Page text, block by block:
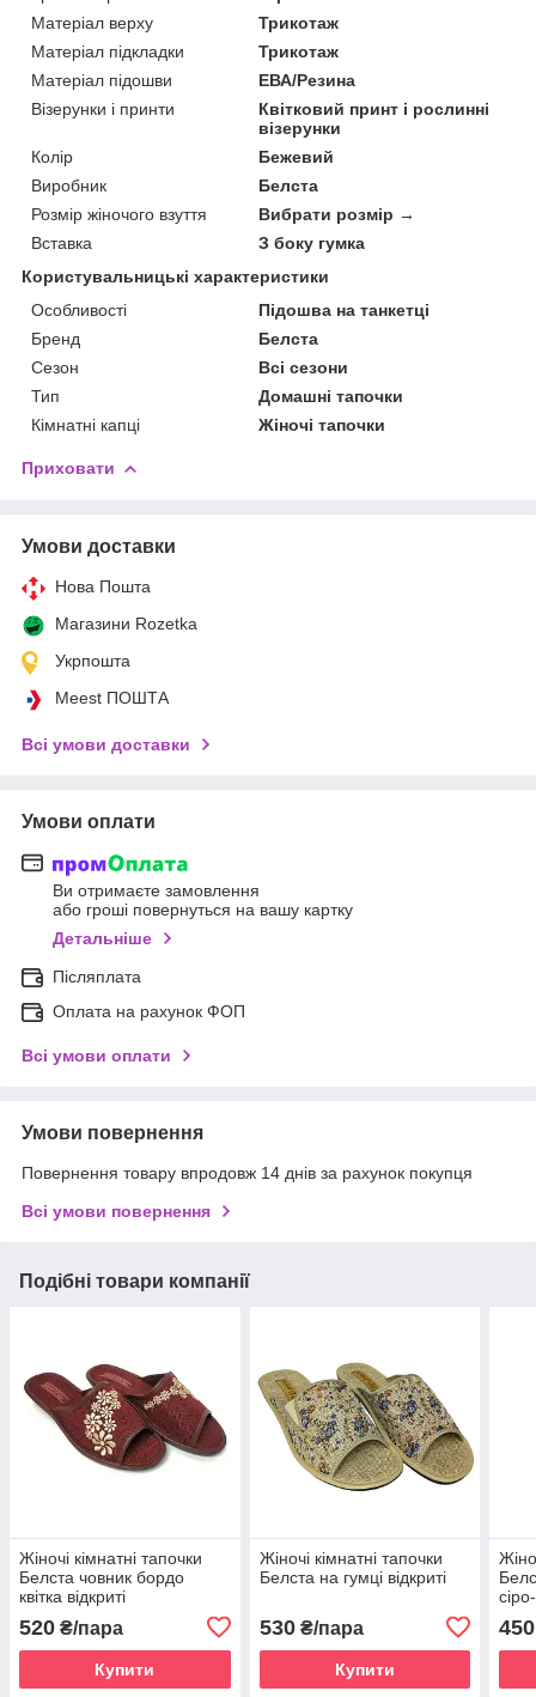
Матеріал верху
Трикотаж
Матеріал підкладки
Трикотаж
Матеріал підошви
ЕВА/Резина
Візерунки і принти
Квітковий принт і рослинні
візерунки
Колір
Бежевий
Виробник
Белста
Розмір жіночого взуття
Вибрати розмір →
Вставка
З боку гумка
Користувальницькі характеристики
Особливості
Підошва на танкетці
Бренд
Белста
Сезон
Всі сезони
Тип
Домашні тапочки
Кімнатні капці
Жіночі тапочки
Приховати
Умови доставки
Нова Пошта
Магазини Rozetka
Укрпошта
Meest ПОШТА
Всі умови доставки
Умови оплати
Ви отримаєте замовлення
або гроші повернуться на вашу картку
Детальніше
Післяплата
Оплата на рахунок ФОП
Всі умови оплати
Умови повернення
Повернення товару впродовж 14 днів за рахунок покупця
Всі умови повернення
Подібні товари компанії
Жіночі кімнатні тапочки
Белста човник бордо
квітка відкриті
520 ₴/пара
Купити
Жіночі кімнатні тапочки
Белста на гумці відкриті
530₴/пара
Купити
450